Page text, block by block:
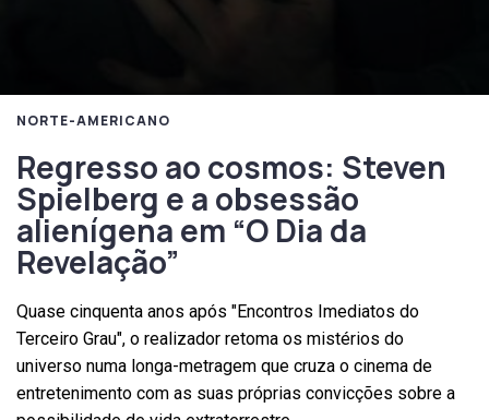
NORTE-AMERICANO
Regresso ao cosmos: Steven
Spielberg e a obsessão
alienígena em “O Dia da
Revelação”
Quase cinquenta anos após "Encontros Imediatos do
Terceiro Grau", o realizador retoma os mistérios do
universo numa longa-metragem que cruza o cinema de
entretenimento com as suas próprias convicções sobre a